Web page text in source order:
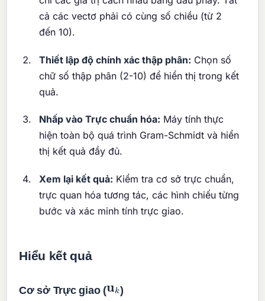
cả các vectơ phải có cùng số chiều (từ 2
đến 10).
Thiết lập độ chính xác thập phân: Chọn số
chữ số thập phân (2-10) để hiển thị trong kết
quả.
Nhấp vào Trực chuẩn hóa: Máy tính thực
hiện toàn bộ quá trình Gram-Schmidt và hiển
thị kết quả đầy đủ.
Xem lại kết quả: Kiểm tra cơ sở trực chuẩn,
trực quan hóa tương tác, các hình chiếu từng
bước và xác minh tính trực giao.
Hiểu kết quả
Cơ sở Trực giao (uk)